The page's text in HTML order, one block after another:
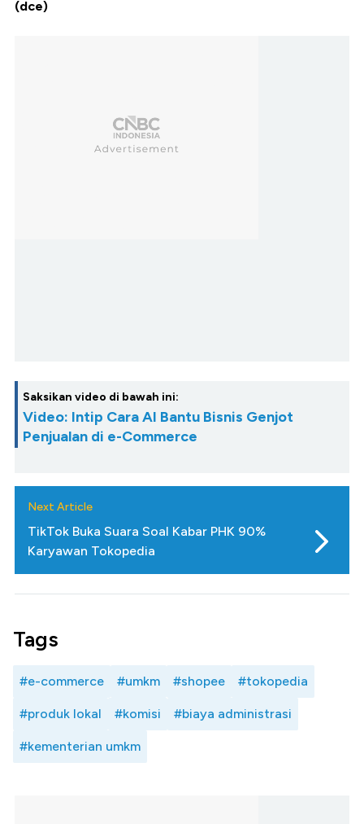
(dce)
Saksikan video di bawah ini:
Video: Intip Cara AI Bantu Bisnis Genjot
Penjualan di e-Commerce
Next Article
TikTok Buka Suara Soal Kabar PHK 90%
Karyawan Tokopedia
Tags
#e-commerce #umkm #shopee #tokopedia
#produk lokal #komisi #biaya administrasi
#kementerian umkm